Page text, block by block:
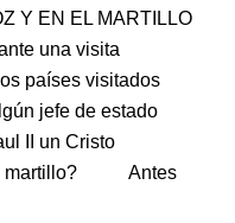
Y EN EL MARTILLO
una visita
países visitados
jefe de estado
II un Cristo
martillo? Antes